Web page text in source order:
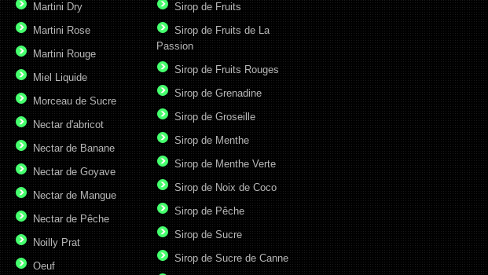
Martini Dry
Martini Rose
Martini Rouge
Miel Liquide
Morceau de Sucre
Nectar d'abricot
Nectar de Banane
Nectar de Goyave
Nectar de Mangue
Nectar de Pêche
Noilly Prat
Oeuf
Sirop de Fruits
Sirop de Fruits de La
Passion
Sirop de Fruits Rouges
Sirop de Grenadine
Sirop de Groseille
Sirop de Menthe
Sirop de Menthe Verte
Sirop de Noix de Coco
Sirop de Pêche
Sirop de Sucre
Sirop de Sucre de Canne